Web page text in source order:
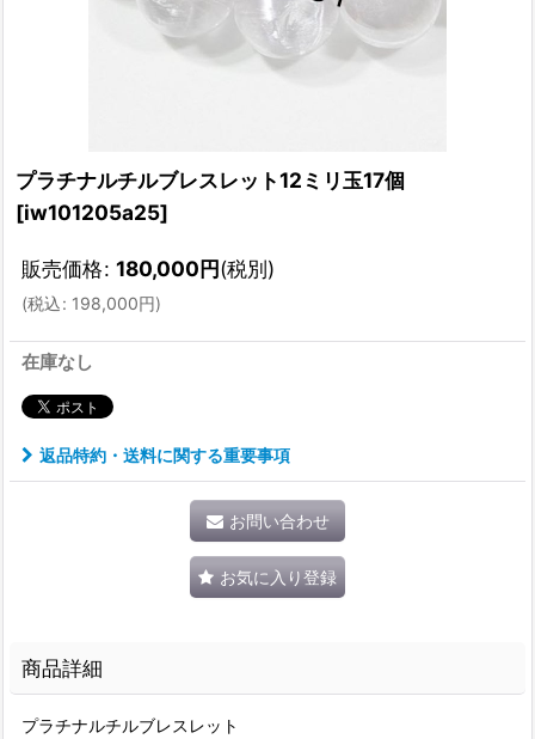
プラチナルチルブレスレット12ミリ玉17個
[iw101205a25]
販売価格: 180,000円(税別)
(税込: 198,000円)
在庫なし
返品特約・送料に関する重要事項
お問い合わせ
お気に入り登録
商品詳細
プラチナルチルブレスレット